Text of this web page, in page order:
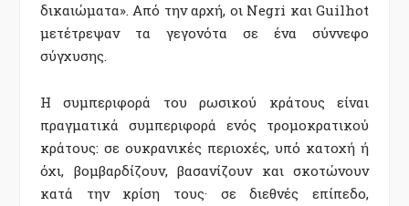
δικαιώματα». Από την αρχή, οι Negri και Guilhot
μετέτρεψαν τα γεγονότα σε ένα σύννεφο
σύγχυσης.
Η συμπεριφορά του ρωσικού κράτους είναι
πραγματικά συμπεριφορά ενός τρομοκρατικού
κράτους: σε ουκρανικές περιοχές, υπό κατοχή ή
όχι, βομβαρδίζουν, βασανίζουν και σκοτώνουν
κατά την κρίση τους· σε διεθνές επίπεδο,